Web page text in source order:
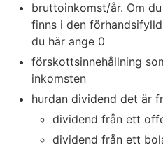
bruttoinkomst/år. Om
finns i den
du här ange 0
förskottsinnehållning
inkomsten
hurdan dividend det är
dividend från ett
dividend från ett